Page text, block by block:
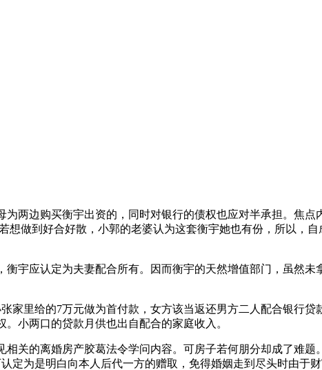
边购买衡宇出资的，同时对银行的债权也应对半承担。焦点
想做到好合好散，小郭的老婆认为这套衡宇她也有份，所以，
应认定为夫妻配合所有。因而衡宇的天然增值部门，虽然未
里给的7万元做为首付款，女方该当返还男方二人配合银行贷
小两口的贷款月供也出自配合的家庭收入。
的离婚房产胶葛法令学问内容。可房子若何朋分却成了难题
定为是明白向本人后代一方的赠取，免得婚姻走到尽头时由